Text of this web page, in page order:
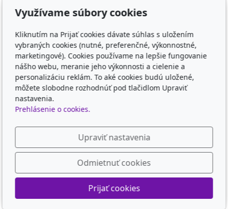
Obľúbené odkazy
FILTR-FILTRY.CZ
FILTER-FILTERS.EU
KD-FILTER
KD-FILTER, Průmyslová filtrace s.r.o. - HYDRAULICKÉ
FILTRY, PRŮM
Sledujte nás
© 2026KD-FILTER, Průmyslová filtrace s.r.o.
PoháňanýinPages AI
Využívame súbory cookies
Kliknutím na Prijať cookies dávate súhlas s uložením
vybraných cookies (nutné, preferenčné, výkonnostné,
marketingové). Cookies používame na lepšie fungovanie
nášho webu, meranie jeho výkonnosti a cielenie a
personalizáciu reklám. To aké cookies budú uložené,
môžete slobodne rozhodnúť pod tlačidlom Upraviť
nastavenia.
Prehlásenie o cookies.
Upraviť nastavenia
Odmietnuť cookies
Prijať cookies